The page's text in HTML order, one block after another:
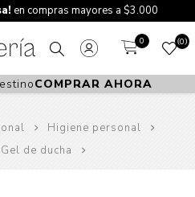
en compras mayores a $3.000
0 0
COMPRAR AHORA
Higiene personal
de ducha